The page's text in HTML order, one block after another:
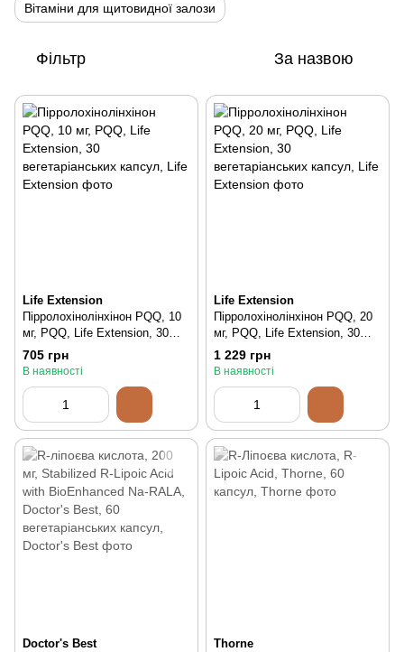
Вітаміни для щитовидної залози
Фільтр За назвою
Life Extension
Пірролохінолінхінон PQQ, 10
мг, PQQ, Life Extension, 30
вегетаріанських капсул, 30 шт
705 грн
В наявності
Life Extension
Пірролохінолінхінон PQQ, 20
мг, PQQ, Life Extension, 30
вегетаріанських капсул, 30 шт
1 229 грн
В наявності
Doctor's Best
Thorne